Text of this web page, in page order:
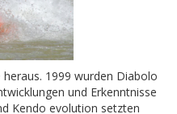
1999 wurden Diabolo
und Erkenntnisse
Kendo evolution setzten